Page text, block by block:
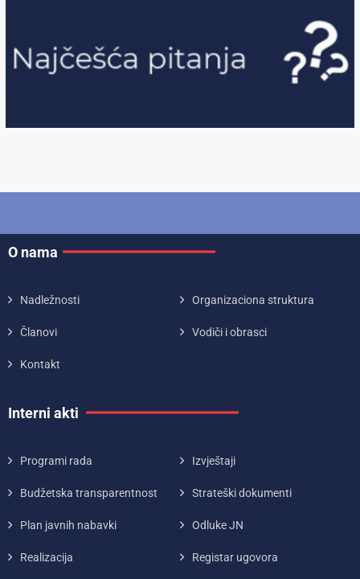
O nama
Nadležnosti Organizaciona struktura
Članovi Vodiči i obrasci
Kontakt
Interni akti
Programi rada Izvještaji
Budžetska transparentnost Strateški dokumenti
Plan javnih nabavki Odluke JN
Realizacija Registar ugovora